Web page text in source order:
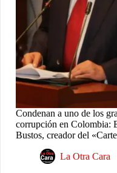
Condenan a uno de los
corrupción en Colombia:
Bustos, creador del
La Otra Cara